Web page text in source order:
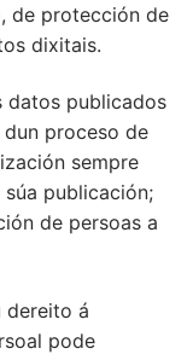
chatbot e
do
de protección de
dixitais.
datos publicados
proceso de
sempre
publicación;
de persoas a
dereito á
pode